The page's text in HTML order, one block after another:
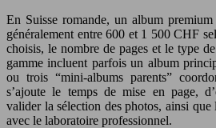
En Suisse romande, un album
généralement entre 600 et 1 500 CHF
choisis, le nombre de pages et le type
gamme incluent parfois un album
ou trois “mini-albums parents”
s’ajoute le temps de mise en page,
valider la sélection des photos, ainsi que
avec le laboratoire professionnel.